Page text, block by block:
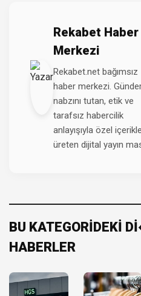
Rekabet Haber
Merkezi
Rekabet.net bağımsız
haber merkezi.
nabzını tutan, etik ve
tarafsız habercilik
anlayışıyla özel
üreten dijital yayın
BU KATEGORİDEKİ
HABERLER